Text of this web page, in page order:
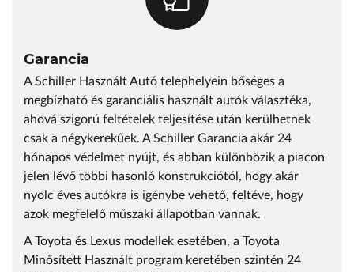
Garancia
A Schiller Használt Autó telephelyein bőséges a
megbízható és garanciális használt autók választéka,
ahová szigorú feltételek teljesítése után kerülhetnek
csak a négykerekűek. A Schiller Garancia akár 24
hónapos védelmet nyújt, és abban különbözik a piacon
jelen lévő többi hasonló konstrukciótól, hogy akár
nyolc éves autókra is igénybe vehető, feltéve, hogy
azok megfelelő műszaki állapotban vannak.
A Toyota és Lexus modellek esetében, a Toyota
Minősített Használt program keretében szintén 24